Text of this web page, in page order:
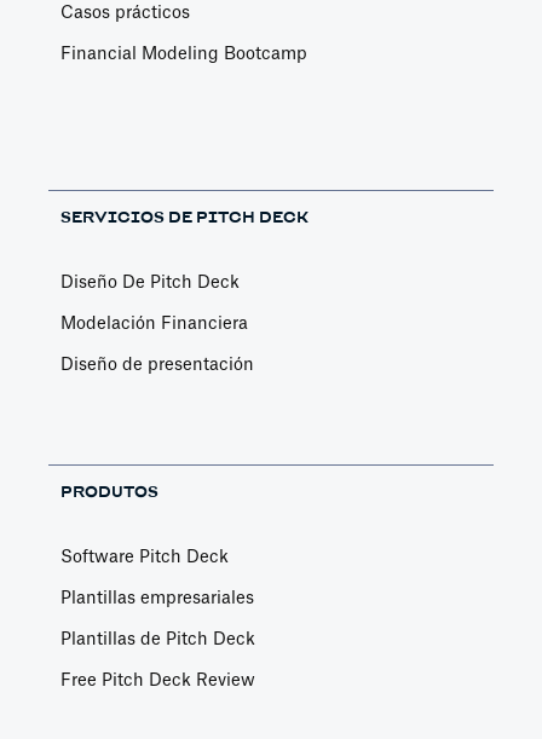
Casos prácticos
Financial Modeling Bootcamp
SERVICIOS DE PITCH DECK
Diseño De Pitch Deck
Modelación Financiera
Diseño de presentación
PRODUTOS
Software Pitch Deck
Plantillas empresariales
Plantillas de Pitch Deck
Free Pitch Deck Review